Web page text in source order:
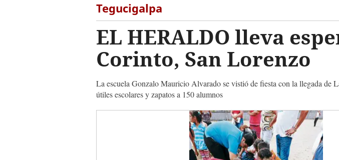
Tegucigalpa
EL HERALDO lleva
Corinto, San Lorenzo
La escuela Gonzalo Mauricio Alvarado se vistió de fiesta con la llegada de
útiles escolares y zapatos a 150 alumnos